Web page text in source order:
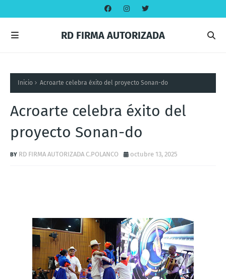
RD FIRMA AUTORIZADA
Inicio Acroarte celebra éxito del proyecto Sonan-do
Acroarte celebra éxito del
proyecto Sonan-do
RD FIRMA AUTORIZADA C.POLANCO octubre 13, 2025